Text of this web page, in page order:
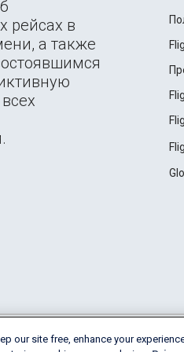
рейсах в
а также
FlightAware Terms of Use Privacy
our site free, enhance your